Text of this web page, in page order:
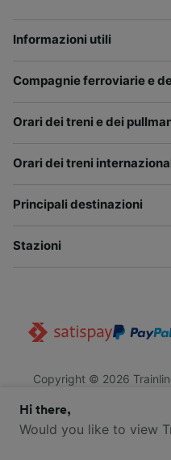
Informazioni utili
Compagnie ferroviarie e
Orari dei treni e dei
Orari dei treni
Principali destinazioni
Stazioni
Copyright © 2026
Trainline.com Limited è
n. 3846791. Sede legale: 1
Hi there,
Would you like to view